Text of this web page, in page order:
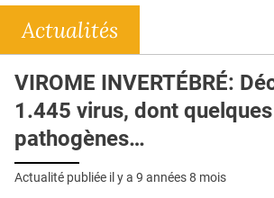
DOSSIERS
RÉSEAUX
E-REVUE SAD
L'APP
Actualités
VIROME INVERTÉBRÉ:
1.445 virus, dont quelques
pathogènes…
Actualité publiée il y a 9 années 8 mois